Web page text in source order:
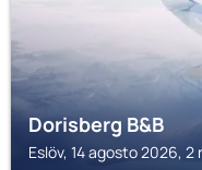
Dorisberg B&B
Eslöv, 14 agosto 2026, 2